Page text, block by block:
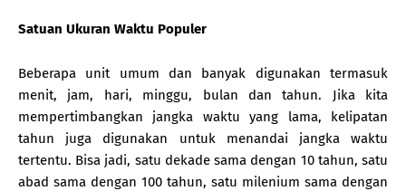
Satuan Ukuran Waktu Populer
Beberapa unit umum dan banyak digunakan termasuk
menit, jam, hari, minggu, bulan dan tahun. Jika kita
mempertimbangkan jangka waktu yang lama, kelipatan
tahun juga digunakan untuk menandai jangka waktu
tertentu. Bisa jadi, satu dekade sama dengan 10 tahun, satu
abad sama dengan 100 tahun, satu milenium sama dengan